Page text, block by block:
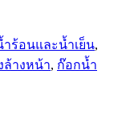
ำร้อนและน้ำเย็น,
ล้างหน้า, ก๊อกน้ำ